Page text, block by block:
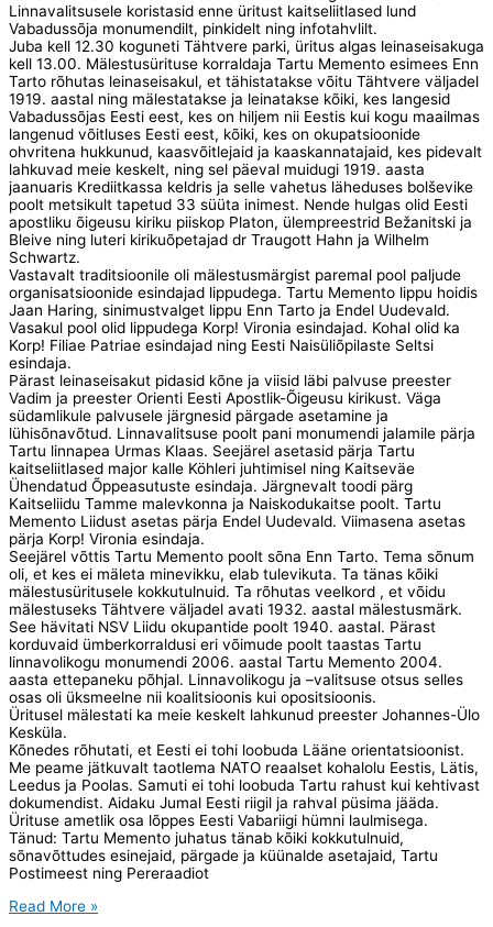
Linnavalitsusele koristasid enne üritust kaitseliitlased lund
Vabadussõja monumendilt, pinkidelt ning infotahvlilt.
Juba kell 12.30 koguneti Tähtvere parki, üritus algas leinaseisakuga
kell 13.00. Mälestusürituse korraldaja Tartu Memento esimees Enn
Tarto rõhutas leinaseisakul, et tähistatakse võitu Tähtvere väljadel
1919. aastal ning mälestatakse ja leinatakse kõiki, kes langesid
Vabadussõjas Eesti eest, kes on hiljem nii Eestis kui kogu maailmas
langenud võitluses Eesti eest, kõiki, kes on okupatsioonide
ohvritena hukkunud, kaasvõitlejaid ja kaaskannatajaid, kes pidevalt
lahkuvad meie keskelt, ning sel päeval muidugi 1919. aasta
jaanuaris Krediitkassa keldris ja selle vahetus läheduses bolševike
poolt metsikult tapetud 33 süüta inimest. Nende hulgas olid Eesti
apostliku õigeusu kiriku piiskop Platon, ülempreestrid Bežanitski ja
Bleive ning luteri kirikuõpetajad dr Traugott Hahn ja Wilhelm
Schwartz.
Vastavalt traditsioonile oli mälestusmärgist paremal pool paljude
organisatsioonide esindajad lippudega. Tartu Memento lippu hoidis
Jaan Haring, sinimustvalget lippu Enn Tarto ja Endel Uudevald.
Vasakul pool olid lippudega Korp! Vironia esindajad. Kohal olid ka
Korp! Filiae Patriae esindajad ning Eesti Naisüliõpilaste Seltsi
esindaja.
Pärast leinaseisakut pidasid kõne ja viisid läbi palvuse preester
Vadim ja preester Orienti Eesti Apostlik-Õigeusu kirikust. Väga
südamlikule palvusele järgnesid pärgade asetamine ja
lühisõnavõtud. Linnavalitsuse poolt pani monumendi jalamile pärja
Tartu linnapea Urmas Klaas. Seejärel asetasid pärja Tartu
kaitseliitlased major kalle Köhleri juhtimisel ning Kaitseväe
Ühendatud Õppeasutuste esindaja. Järgnevalt toodi pärg
Kaitseliidu Tamme malevkonna ja Naiskodukaitse poolt. Tartu
Memento Liidust asetas pärja Endel Uudevald. Viimasena asetas
pärja Korp! Vironia esindaja.
Seejärel võttis Tartu Memento poolt sõna Enn Tarto. Tema sõnum
oli, et kes ei mäleta minevikku, elab tulevikuta. Ta tänas kõiki
mälestusüritusele kokkutulnuid. Ta rõhutas veelkord , et võidu
mälestuseks Tähtvere väljadel avati 1932. aastal mälestusmärk.
See hävitati NSV Liidu okupantide poolt 1940. aastal. Pärast
korduvaid ümberkorraldusi eri võimude poolt taastas Tartu
linnavolikogu monumendi 2006. aastal Tartu Memento 2004.
aasta ettepaneku põhjal. Linnavolikogu ja –valitsuse otsus selles
osas oli üksmeelne nii koalitsioonis kui opositsioonis.
Üritusel mälestati ka meie keskelt lahkunud preester Johannes-Ülo
Kesküla.
Kõnedes rõhutati, et Eesti ei tohi loobuda Lääne orientatsioonist.
Me peame jätkuvalt taotlema NATO reaalset kohalolu Eestis, Lätis,
Leedus ja Poolas. Samuti ei tohi loobuda Tartu rahust kui kehtivast
dokumendist. Aidaku Jumal Eesti riigil ja rahval püsima jääda.
Ürituse ametlik osa lõppes Eesti Vabariigi hümni laulmisega.
Tänud: Tartu Memento juhatus tänab kõiki kokkutulnuid,
sõnavõttudes esinejaid, pärgade ja küünalde asetajaid, Tartu
Postimeest ning Pereraadiot
Teade
Read More »